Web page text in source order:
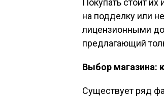
на подделку или
лицензионными
предлагающий
Выбор магазина:
Существует ряд